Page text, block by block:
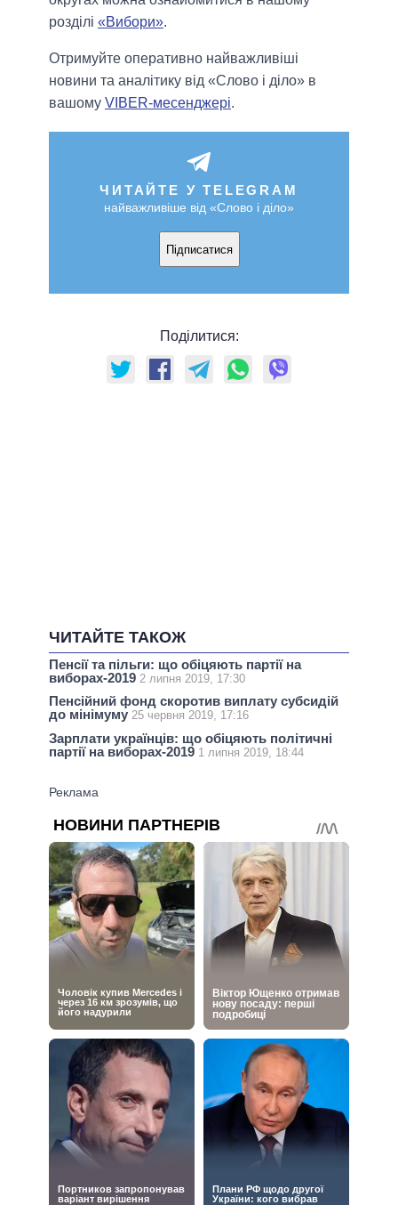
розділі «Вибори».
Отримуйте оперативно найважливіші
новини та аналітику від «Слово і діло» в
вашому VIBER-месенджері.
ЧИТАЙТЕ У TELEGRAM
найважливіше від «Слово і діло»
Підписатися
Поділитися:
ЧИТАЙТЕ ТАКОЖ
Пенсії та пільги: що обіцяють партії на
виборах-2019 2 липня 2019, 17:30
Пенсійний фонд скоротив виплату субсидій
до мінімуму 25 червня 2019, 17:16
Зарплати українців: що обіцяють політичні
партії на виборах-2019 1 липня 2019, 18:44